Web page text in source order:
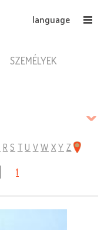
language
SZEMÉLYEK
R S T U V W X Y Z
1